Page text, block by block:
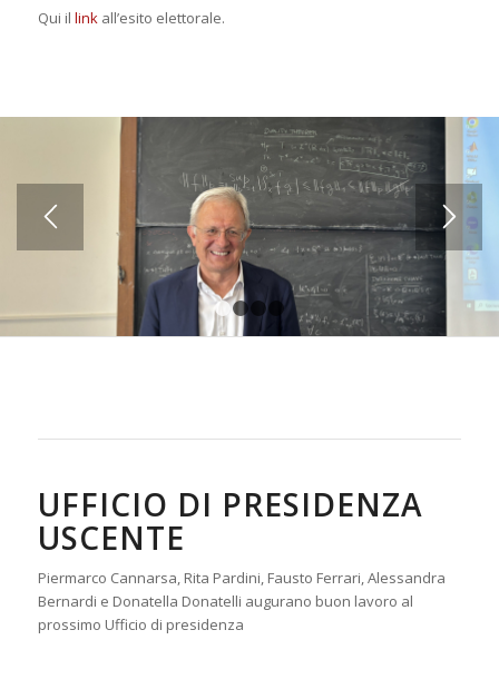
Qui il linkall’esito elettorale.
1 2 3 4
UFFICIO DI PRESIDENZA
USCENTE
Piermarco Cannarsa, Rita Pardini, Fausto Ferrari, Alessandra
Bernardi e Donatella Donatelli augurano buon lavoro al
prossimo Ufficio di presidenza